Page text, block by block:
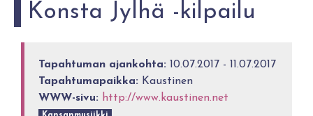
Konsta Jylhä -kilpailu
Tapahtuman ajankohta: 10.07.2017 - 11.07.2017
Tapahtumapaikka: Kaustinen
WWW-sivu: http://www.kaustinen.net